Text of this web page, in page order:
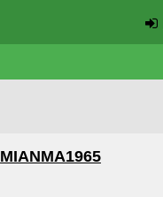
MIANMA1965